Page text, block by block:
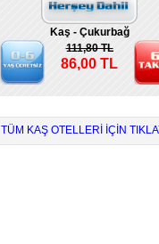
Kaş - Çukurbağ
111,80 TL
86,00 TL
TÜM KAŞ OTELLERI IÇIN